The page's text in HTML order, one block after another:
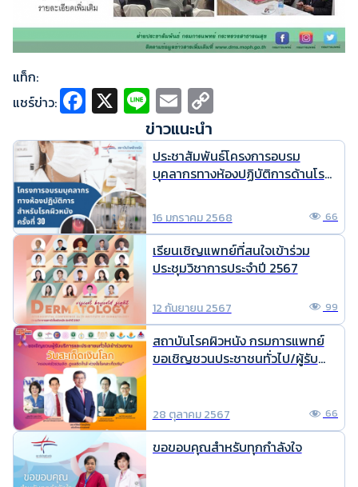
แท็ก:
แชร์ข่าว:
Fa
ce
b
o
o
k
X Li
n
e
E
m
ai
l
p
y
n
k
ข่าวแนะนำ
ประชาสัมพันธ์โครงการอบรม
บุคลากรทางห้องปฏิบัติการด้านโรค
16 มกราคม 2568 66
เรียนเชิญแพทย์ที่สนใจเข้าร่วม
ประชุมวิชาการประจำปี 2567
12 กันยายน 2567 99
สถาบันโรคผิวหนัง กรมการแพทย์
ขอเชิญชวนประชาชนทั่วไป/ผู้รับ
28 ตุลาคม 2567 66
ขอขอบคุณสำหรับทุกกำลังใจ